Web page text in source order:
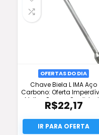
OFERTAS DO DIA
Chave Biela L IMA Aço
Carbono: Oferta
Melhor Preço e Qualidade
R$22,17